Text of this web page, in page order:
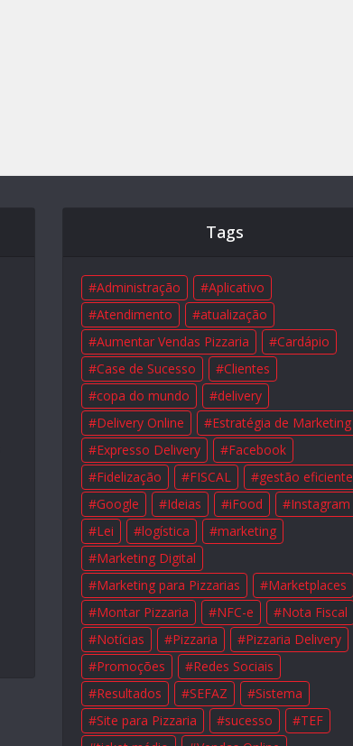
Tags
Administração
Aplicativo
Atendimento
atualização
Aumentar Vendas Pizzaria
Cardápio
Case de Sucesso
Clientes
copa do mundo
delivery
Delivery Online
Estratégia de Marketing
Expresso Delivery
Facebook
Fidelização
FISCAL
gestão eficiente
Google
Ideias iFood
Instagram
Lei
logística
marketing
Marketing Digital
Marketing para Pizzarias
Marketplaces
Montar Pizzaria
NFC-e
Nota Fiscal
Notícias
Pizzaria
Pizzaria Delivery
Promoções
Redes Sociais
Resultados
SEFAZ
Sistema
Site para Pizzaria
sucesso
TEF